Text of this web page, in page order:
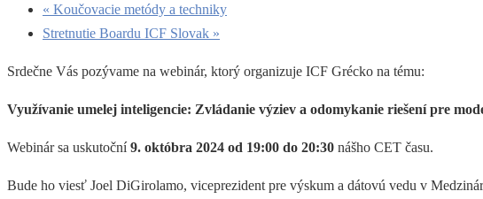
« Koučovacie metódy a techniky
Stretnutie Boardu ICF Slovak »
Srdečne Vás pozývame na webinár, ktorý organizuje ICF Grécko na tému:
Využívanie umelej inteligencie: Zvládanie výziev a odomykanie riešení pre
Webinár sa uskutoční9. októbra 2024 od 19:00 do 20:30 nášho CET času.
Bude ho viesť Joel DiGirolamo, viceprezident pre výskum a dátovú vedu v